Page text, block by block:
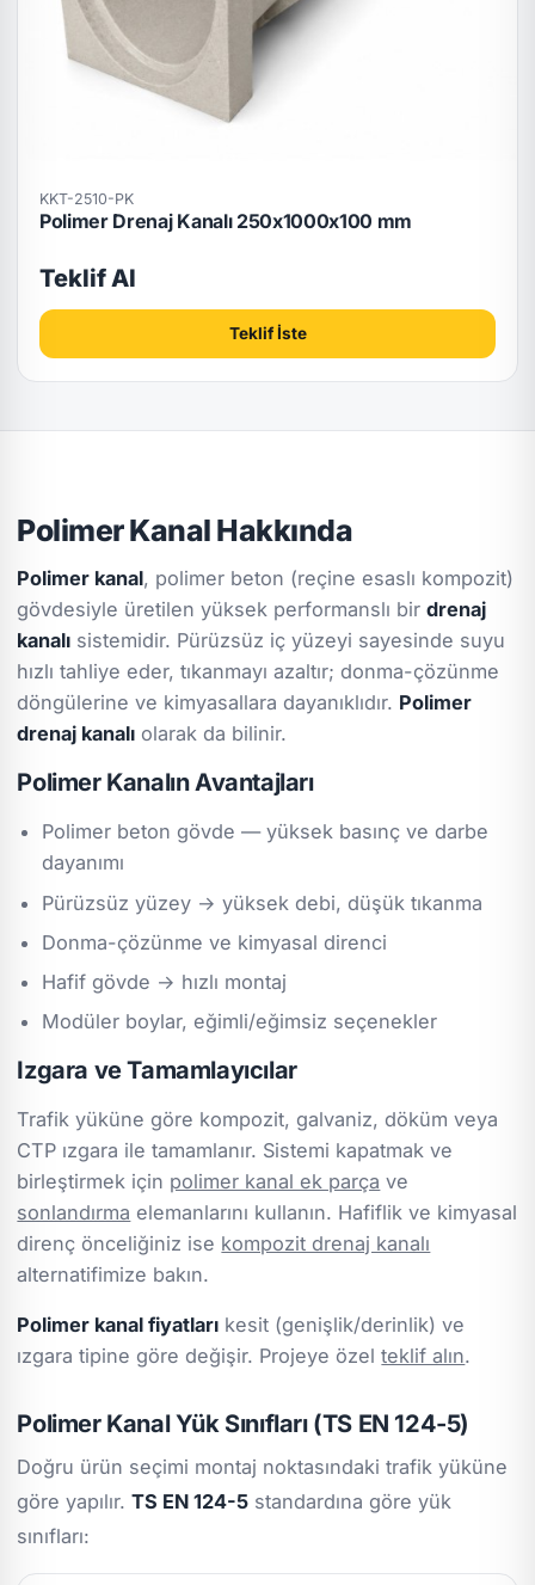
KKT-2510-PK
Polimer Drenaj Kanalı 250x1000x100 mm
Teklif Al
Teklif İste
Polimer Kanal Hakkında
Polimer kanal, polimer beton (reçine esaslı kompozit)
gövdesiyle üretilen yüksek performanslı birdrenaj
kanalı sistemidir. Pürüzsüz iç yüzeyi sayesinde suyu
hızlı tahliye eder, tıkanmayı azaltır; donma-çözünme
döngülerine ve kimyasallara dayanıklıdır. Polimer
drenaj kanalı olarak da bilinir.
Polimer Kanalın Avantajları
Polimer beton gövde — yüksek basınç ve darbe
dayanımı
Pürüzsüz yüzey → yüksek debi, düşük tıkanma
Donma-çözünme ve kimyasal direnci
Hafif gövde → hızlı montaj
Modüler boylar, eğimli/eğimsiz seçenekler
Izgara ve Tamamlayıcılar
Trafik yüküne göre kompozit, galvaniz, döküm veya
CTP ızgara ile tamamlanır. Sistemi kapatmak ve
birleştirmek için polimer kanal ek parça ve
sonlandırma elemanlarını kullanın. Hafiflik ve kimyasal
direnç önceliğiniz ise kompozit drenaj kanalı
alternatifimize bakın.
Polimer kanal fiyatları kesit (genişlik/derinlik) ve
ızgara tipine göre değişir. Projeye özelteklif alın.
Polimer Kanal Yük Sınıfları (TS EN 124-5)
Doğru ürün seçimi montaj noktasındaki trafik yüküne
göre yapılır.TS EN 124-5 standardına göre yük
sınıfları: